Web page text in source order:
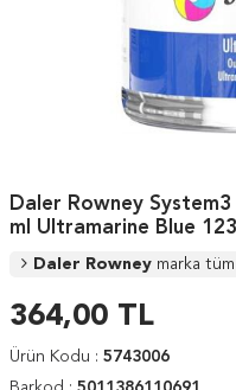
Daler Rowney
ml Ultramarine Blue
Daler Rowney marka
364,00 TL
Ürün Kodu : 5743006